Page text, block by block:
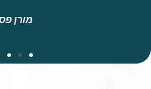
מורן